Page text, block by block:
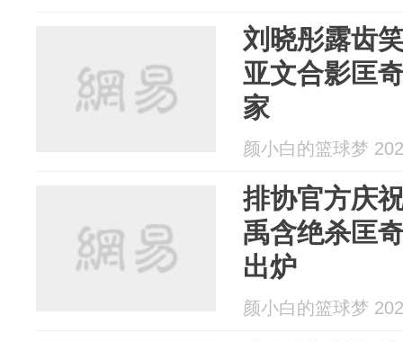
刘晓彤露齿
亚文合影匡
家
颜小白的篮球梦
排协官方庆
禹含绝杀匡
出炉
颜小白的篮球梦